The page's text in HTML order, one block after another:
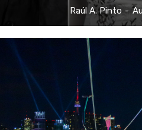
Raúl A. Pinto -